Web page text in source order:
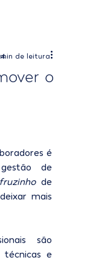
o
de leitura
é
de
de
mais
são
técnicas e